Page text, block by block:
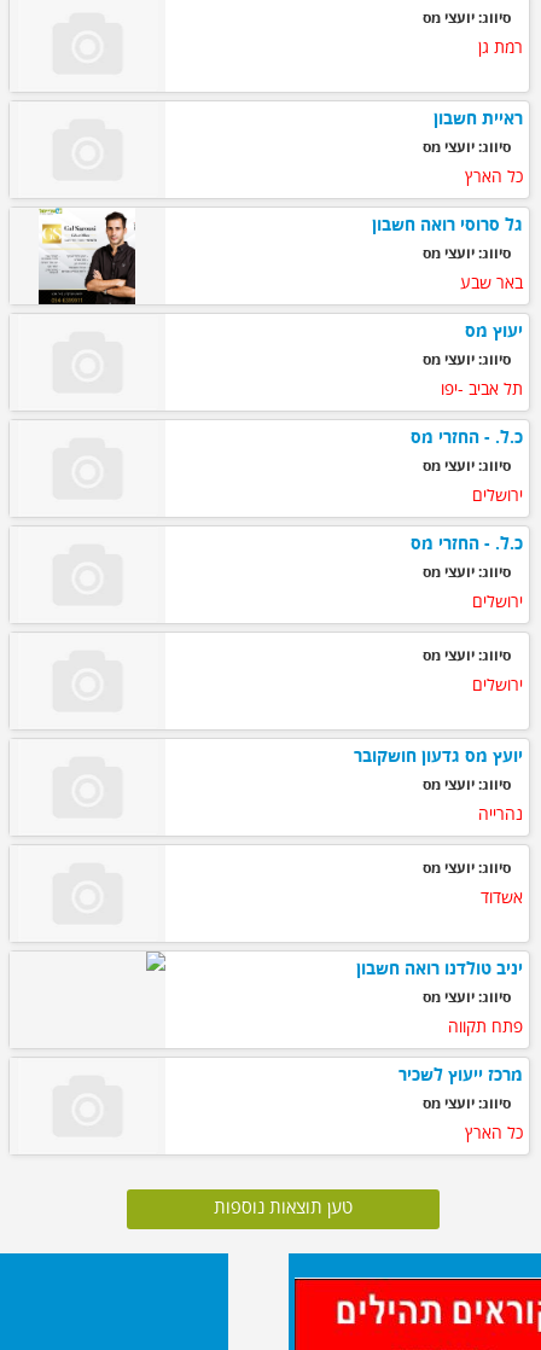
סיווג: יועצי מס
רמת גן
ראיית חשבון
סיווג: יועצי מס
כל הארץ
גל סרוסי רואה חשבון
סיווג: יועצי מס
באר שבע
יעוץ מס
סיווג: יועצי מס
תל אביב -יפו
כ.ל. - החזרי מס
סיווג: יועצי מס
ירושלים
כ.ל. - החזרי מס
סיווג: יועצי מס
ירושלים
סיווג: יועצי מס
ירושלים
יועץ מס גדעון חושקובר
סיווג: יועצי מס
נהרייה
סיווג: יועצי מס
אשדוד
יניב טולדנו רואה חשבון
סיווג: יועצי מס
פתח תקווה
מרכז ייעוץ לשכיר
סיווג: יועצי מס
כל הארץ
טען תוצאות נוספות